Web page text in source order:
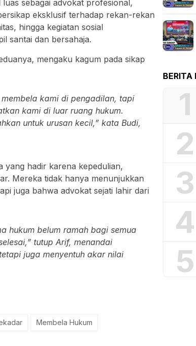
sebagai advokat profesional,
eksklusif terhadap rekan-rekan
hingga kegiatan sosial
santai dan bersahaja.
mengaku kagum pada sikap
kami di pengadilan, tapi
kami di luar ruang hukum.
untuk urusan kecil,” kata Budi,
yang hadir karena kepedulian,
Mereka tidak hanya menunjukkan
juga bahwa advokat sejati lahir dari
hukum belum ramah bagi semua
tutup Arif, menandai
juga menyentuh akar nilai
Membela Hukum
BERITA
1
2
3
4
5